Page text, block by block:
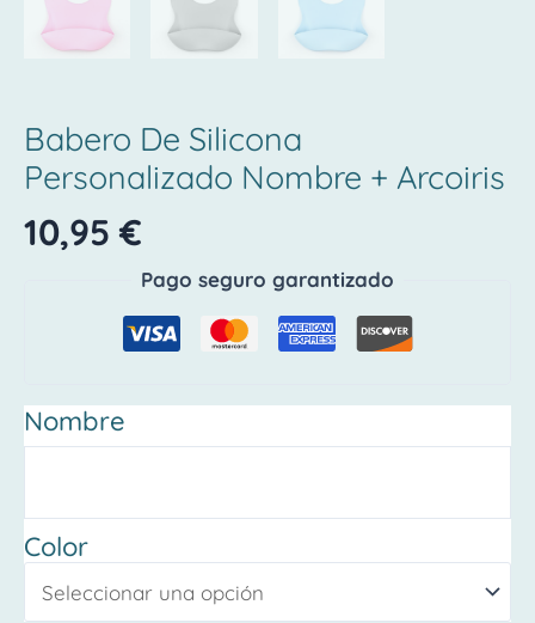
Babero De Silicona
Personalizado Nombre + Arcoiris
10,95€
Pago seguro garantizado
Nombre
Color